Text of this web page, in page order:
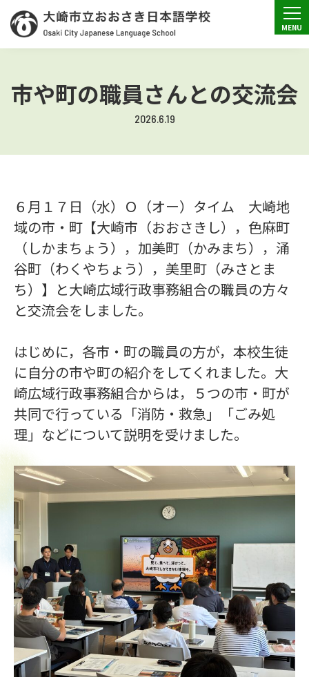
市や町の職員さんとの交流会
2026.6.19
６月１７日（水）Ｏ（オー）タイム 大崎地
域の市・町【大崎市（おおさきし），色麻町
（しかまちょう），加美町（かみまち），涌
谷町（わくやちょう），美里町（みさとま
ち）】と大崎広域行政事務組合の職員の方々
と交流会をしました。
はじめに，各市・町の職員の方が，本校生徒
に自分の市や町の紹介をしてくれました。大
崎広域行政事務組合からは，５つの市・町が
共同で行っている「消防・救急」「ごみ処
理」などについて説明を受けました。